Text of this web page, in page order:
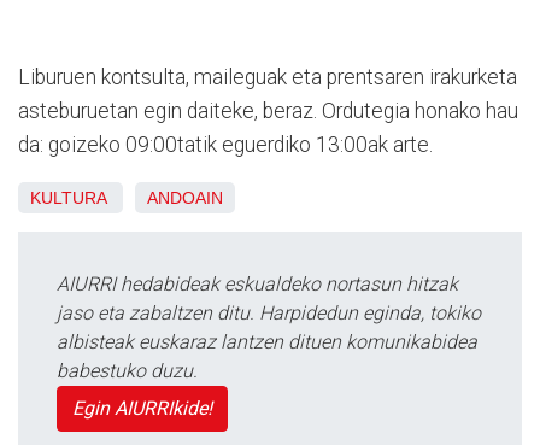
Liburuen kontsulta, maileguak eta prentsaren irakurketa
asteburuetan egin daiteke, beraz. Ordutegia honako hau
da: goizeko 09:00tatik eguerdiko 13:00ak arte.
KULTURA ANDOAIN
AIURRI hedabideak eskualdeko nortasun hitzak
jaso eta zabaltzen ditu. Harpidedun eginda, tokiko
albisteak euskaraz lantzen dituen komunikabidea
babestuko duzu.
Egin AIURRIkide!